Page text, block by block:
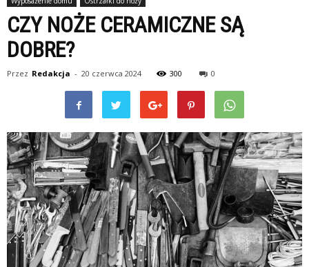
CZY NOŻE CERAMICZNE SĄ
DOBRE?
Przez Redakcja - 20 czerwca 2024 300 0